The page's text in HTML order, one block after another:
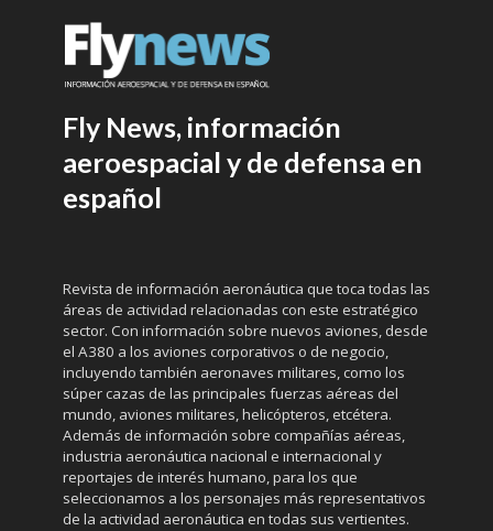
Fly News, información
aeroespacial y de defensa en
español
Revista de información aeronáutica que toca todas las
áreas de actividad relacionadas con este estratégico
sector. Con información sobre nuevos aviones, desde
el A380 a los aviones corporativos o de negocio,
incluyendo también aeronaves militares, como los
súper cazas de las principales fuerzas aéreas del
mundo, aviones militares, helicópteros, etcétera.
Además de información sobre compañías aéreas,
industria aeronáutica nacional e internacional y
reportajes de interés humano, para los que
seleccionamos a los personajes más representativos
de la actividad aeronáutica en todas sus vertientes.